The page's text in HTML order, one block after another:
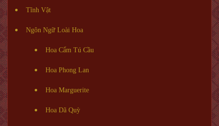
Tĩnh Vật
Ngôn Ngữ Loài Hoa
Hoa Cẩm Tú Cầu
Hoa Phong Lan
Hoa Marguerite
Hoa Dã Quỳ